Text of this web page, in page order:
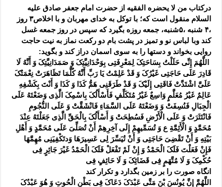
درکتاب من لا یحضره الفقیه از حضرت امام جعفر صادق علیه
السلام منقول است که؛ با توکل به خدای مهربان و با اخلاص۳ روز
،۴ شنبه ،۵شنبه، جمعه روزه بگیرد که سپس در روز جمعه غسل
کند وبا لباس نو و تمیز در پشت بام دو رکعت نماز به نیت حاجت
روایی بخواند و دستها را به سوی اسمان دراز کند و بگوید:
اللَّهُمَ‏ إِنِّی‏ حَلَلْتُ‏ بِسَاحَتِکَ‏ لِمَعْرِفَتِی‏ بِوَحْدَانِیَّتِکَ وَ صَمَدَانِیَّتِکَ‏ وَ أَنَّهُ لَا
قَادِرَ عَلَى حَاجَتِی غَیْرُکَ وَ قَدْ عَلِمْتُ یَا رَبِّ أَنَّهُ کُلَّمَا تَظَاهَرَتْ نِعْمَتُکَ
عَلَیَّ اشْتَدَّتْ فَاقَتِی إِلَیْکَ وَ قَدْ طَرَقَنِی هَمُّ کَذَا وَ کَذَا وَ أَنْتَ بِکَشْفِهِ
عَالِمٌ غَیْرُ مُعَلَّمٍ وَاسِعٌ غَیْرُ مُتَکَلِّفٍ‏ فَأَسْأَلُکَ بِاسْمِکَ الَّذِی وَضَعْتَهُ عَلَى
الْجِبَالِ فَنُسِفَتْ‏ وَ وَضَعْتَهُ عَلَى السَّمَاءِ فَانْشَقَّتْ وَ عَلَى النُّجُومِ
فَانْتَثَرَتْ وَ عَلَى الْأَرْضِ فَسُطِحَتْ وَ أَسْأَلُکَ بِالْحَقِّ الَّذِی جَعَلْتَهُ عِنْدَ
مُحَمَّدٍ وَ الْأَئِمَّةِ ع وَ تُسَمِّیهِمْ إِلَى آخِرِهِمْ أَنْ تُصَلِّیَ عَلَى مُحَمَّدٍ وَ أَهْلِ
بَیْتِهِ وَ أَنْ تَقْضِیَ حَاجَتِی وَ أَنْ تُیَسِّرَ لِی عَسِیرَهَا وَدتَکْفِیَنِی مُهِمَّهَا
فَإِنْ فَعَلْتَ فَلَکَ الْحَمْدُ وَ إِنْ لَمْ تَفْعَلْ فَلَکَ الْحَمْدُ غَیْرَ جَائِرٍ فِی
حُکْمِکَ وَ لَا مُتَّهَمٍ فِی قَضَائِکَ وَ لَا حَائِفٍ فِی
انگاه صورت را بر زمین بگدارد و تکرار کند
اللَّهُمَّ إِنَّ یُونُسَ بْنَ مَتَّى عَبْدَکَ دَعَاکَ فِی بَطْنِ الْحُوتِ وَ هُوَ عَبْدُکَ